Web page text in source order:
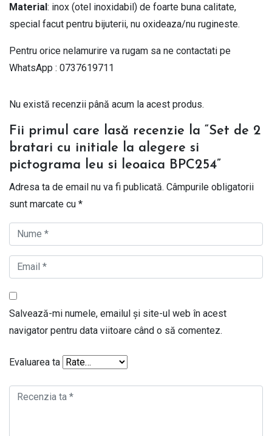
Material: inox (otel inoxidabil) de foarte buna calitate,
special facut pentru bijuterii, nu oxideaza/nu rugineste.
Pentru orice nelamurire va rugam sa ne contactati pe
WhatsApp : 0737619711
Nu există recenzii până acum la acest produs.
Fii primul care lasă recenzie la “Set de 2
bratari cu initiale la alegere si
pictograma leu si leoaica BPC254”
Adresa ta de email nu va fi publicată. Câmpurile obligatorii
sunt marcate cu *
Salvează-mi numele, emailul și site-ul web în acest
navigator pentru data viitoare când o să comentez.
Evaluarea ta